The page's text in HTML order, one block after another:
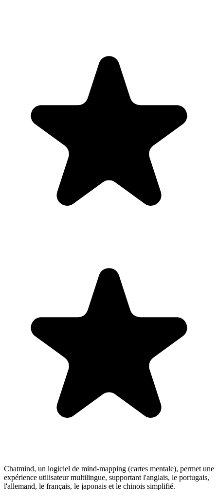
Chatmind, un logiciel de mind-mapping (cartes mentale), permet une
expérience utilisateur multilingue, supportant l'anglais, le portugais,
l'allemand, le français, le japonais et le chinois simplifié.